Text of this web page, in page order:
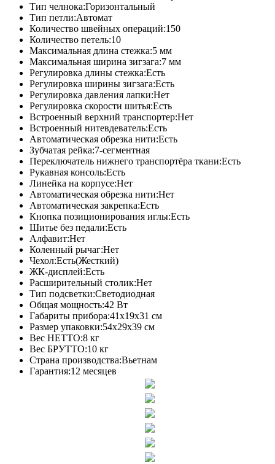
Тип челнока:Горизонтальный
Тип петли:Автомат
Количество швейных операций:150
Количество петель:10
Максимальная длина стежка:5 мм
Максимальная ширина зигзага:7 мм
Регулировка длины стежка:Есть
Регулировка ширины зигзага:Есть
Регулировка давления лапки:Нет
Регулировка скорости шитья:Есть
Встроенный верхний транспортер:Нет
Встроенный нитевдеватель:Есть
Автоматическая обрезка нити:Есть
Зубчатая рейка:7-сегментная
Переключатель нижнего транспортёра ткани:Есть
Рукавная консоль:Есть
Линейка на корпусе:Нет
Автоматическая обрезка нити:Нет
Автоматическая закрепка:Есть
Кнопка позиционирования иглы:Есть
Шитье без педали:Есть
Алфавит:Нет
Коленный рычаг:Нет
Чехол:Есть(Жесткий)
ЖК-дисплей:Есть
Расширительный столик:Нет
Тип подсветки:Светодиодная
Общая мощность:42 Вт
Габариты прибора:41х19х31 см
Размер упаковки:54x29x39 см
Вес НЕТТО:8 кг
Вес БРУТТО:10 кг
Страна производства:Вьетнам
Гарантия:12 месяцев